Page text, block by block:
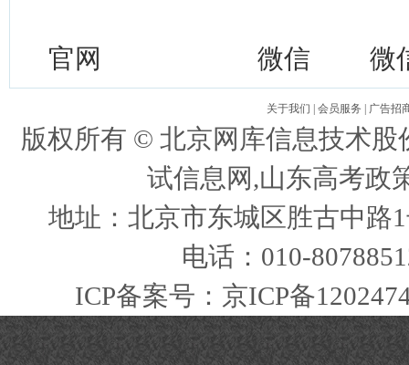
官网 微信 微
关于我们 会员服务 广告招
版权所有 © 北京网库信息技术股
试信息网,山东高考政
地址：北京市东城区胜古中
电话：010-
ICP备案号： 京ICP备